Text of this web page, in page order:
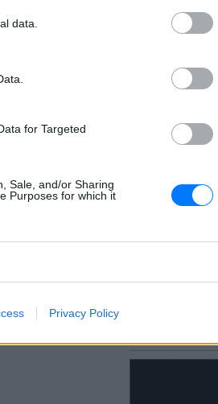
data.
for Targeted
Sale, and/or Sharing
Purposes for which it
Privacy Policy
Τους είδαν
στο Παρίσι -
εργασία την
έντονες
σε
ενδέχεται